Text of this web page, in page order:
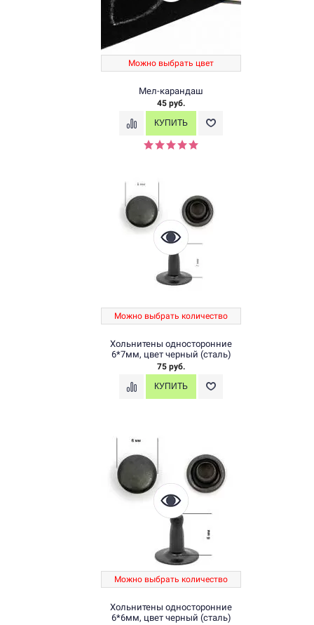
Можно выбрать цвет
Мел-карандаш
45 руб.
Можно выбрать количество
Хольнитены односторонние
6*7мм, цвет черный (сталь)
75 руб.
Можно выбрать количество
Хольнитены односторонние
6*6мм, цвет черный (сталь)